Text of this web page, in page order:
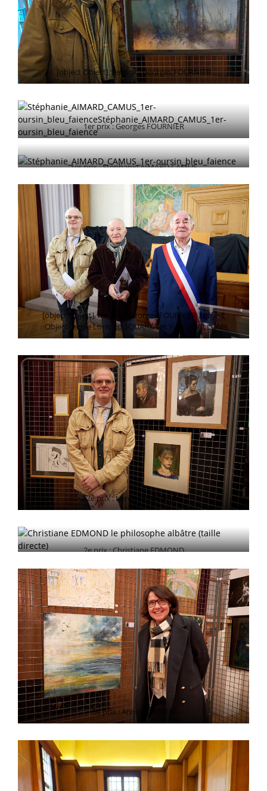
[object Object],1er prix : Georges FOURNIER
1er prix : Georges FOURNIER
1er prix : Stéphanie AIMARD CAMUS
[object Object],1er prix : Georges FOURNIER ,[object
Object],entre Lorenzo SQUARZA et Yves RÉVILLON
2e prix : Lorenzo SQUARZA
2e prix : Christiane EDMOND
3e prix : Annick JAOUEN